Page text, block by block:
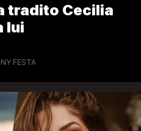
tradito Cecilia
lui
FESTA